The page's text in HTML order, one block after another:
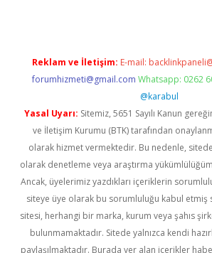
Reklam ve İletişim: E-mail:
forumhizmeti@gmail.com Whatsapp: 0262
@karabul
Yasal Uyarı: Sitemiz, 5651 Sayılı Kanun
ve İletişim Kurumu (BTK) tarafından
olarak hizmet vermektedir. Bu nedenle,
olarak denetleme veya araştırma
Ancak, üyelerimiz yazdıkları içeriklerin
siteye üye olarak bu sorumluluğu kabul etmiş
sitesi, herhangi bir marka, kurum veya şahıs
bulunmamaktadır. Sitede yalnızca kendi
paylaşılmaktadır. Burada yer alan içerikler